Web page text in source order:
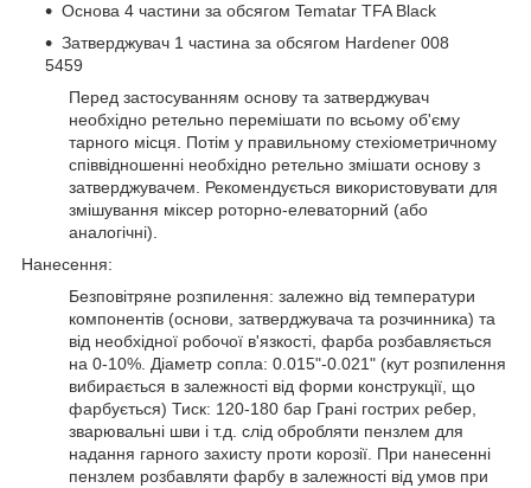
Основа 4 частини за обсягом Tematar TFA Black
Затверджувач 1 частина за обсягом Hardener 008
5459
Перед застосуванням основу та затверджувач
необхідно ретельно перемішати по всьому об'єму
тарного місця. Потім у правильному стехіометричному
співвідношенні необхідно ретельно змішати основу з
затверджувачем. Рекомендується використовувати для
змішування міксер роторно-елеваторний (або
аналогічні).
Нанесення:
Безповітряне розпилення: залежно від температури
компонентів (основи, затверджувача та розчинника) та
від необхідної робочої в'язкості, фарба розбавляється
на 0-10%. Діаметр сопла: 0.015"-0.021" (кут розпилення
вибирається в залежності від форми конструкції, що
фарбується) Тиск: 120-180 бар Грані гострих ребер,
зварювальні шви і т.д. слід обробляти пензлем для
надання гарного захисту проти корозії. При нанесенні
пензлем розбавляти фарбу в залежності від умов при